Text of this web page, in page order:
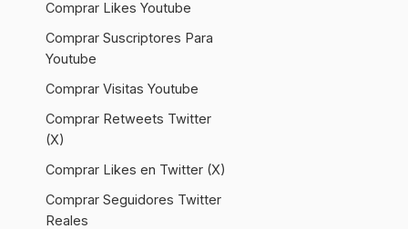
Comprar Likes Youtube
Comprar Suscriptores Para
Youtube
Comprar Visitas Youtube
Comprar Retweets Twitter
(X)
Comprar Likes en Twitter (X)
Comprar Seguidores Twitter
Reales